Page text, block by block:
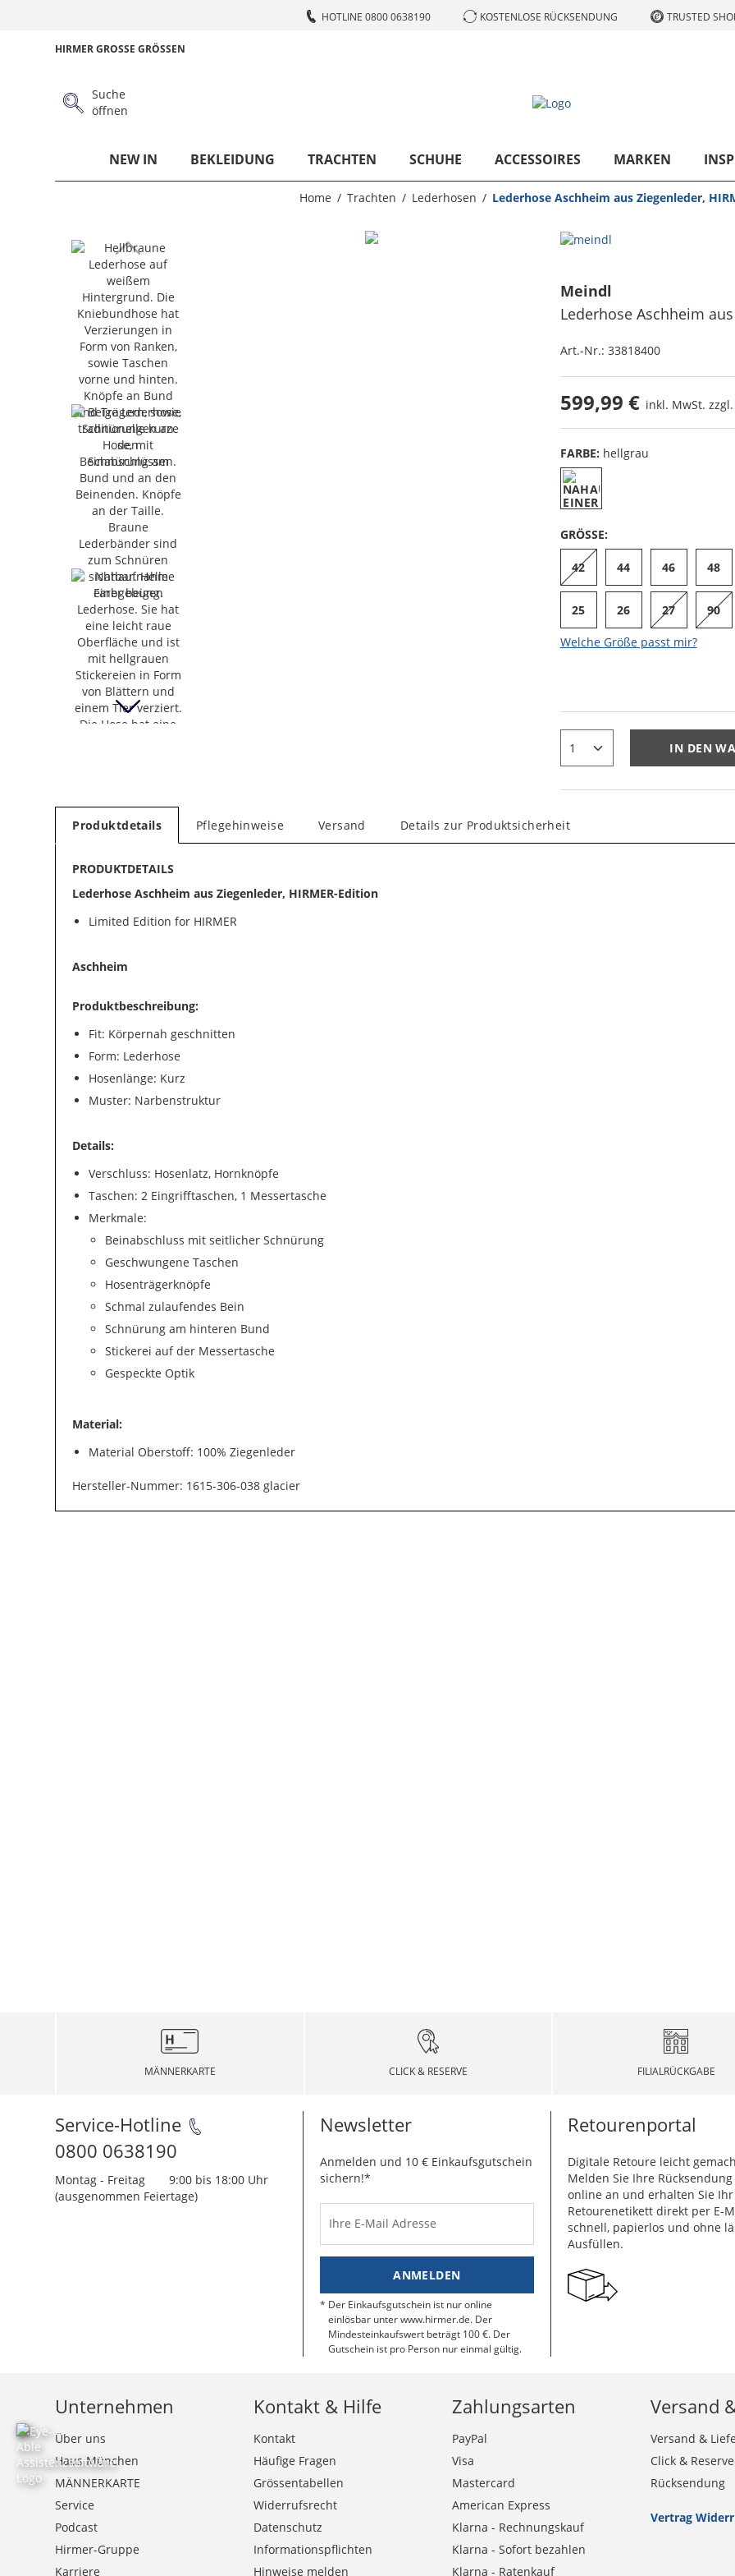
HOTLINE 0800 0638190 KOSTENLOSE RÜCKSENDUNG TRUSTED
HIRMER GROSSE GRÖSSEN
Suche
öffnen
NEW IN BEKLEIDUNG TRACHTEN SCHUHE ACCESSOIRES MARKEN
Home Trachten Lederhosen Lederhose Aschheim aus Ziegenleder,
Meindl
Lederhose Aschheim
Art.-Nr.: 33818400
599,99 € inkl. MwSt. zzgl.
FARBE: hellgrau
GRÖSSE:
42 44 46 48
25 26 27 90
Welche Größe passt mir?
IN DEN
Produktdetails Pflegehinweise Versand Details zur Produktsicherheit
PRODUKTDETAILS
Lederhose Aschheim aus Ziegenleder, HIRMER-Edition
Limited Edition for HIRMER
Aschheim
Produktbeschreibung:
Fit: Körpernah geschnitten
Form: Lederhose
Hosenlänge: Kurz
Muster: Narbenstruktur
Details:
Verschluss: Hosenlatz, Hornknöpfe
Taschen: 2 Eingrifftaschen, 1 Messertasche
Merkmale:
Beinabschluss mit seitlicher Schnürung
Geschwungene Taschen
Hosenträgerknöpfe
Schmal zulaufendes Bein
Schnürung am hinteren Bund
Stickerei auf der Messertasche
Gespeckte Optik
Material:
Material Oberstoff: 100% Ziegenleder
Hersteller-Nummer: 1615-306-038 glacier
MÄNNERKARTE CLICK & RESERVE FILIALRÜCKGABE
Service-Hotline
0800 0638190
Montag - Freitag
9:00 bis 18:00 Uhr
(ausgenommen Feiertage)
Newsletter
Anmelden und 10 € Einkaufsgutschein
sichern!*
Ihre E-Mail Adresse
ANMELDEN
Der Einkaufsgutschein ist nur online
einlösbar unter www.hirmer.de. Der
Mindesteinkaufswert beträgt 100 €. Der
Gutschein ist pro Person nur einmal gültig.
Retourenportal
Digitale Retoure leicht
Melden Sie Ihre
online an und erhalten Sie Ihr
Retourenetikett direkt per E-
schnell, papierlos und ohne
Ausfüllen.
Unternehmen
Über uns
Haus München
MÄNNERKARTE
Service
Podcast
Hirmer-Gruppe
Karriere
Kontakt & Hilfe
Kontakt
Häufige Fragen
Grössentabellen
Widerrufsrecht
Datenschutz
Informationspflichten
Hinweise melden
Zahlungsarten
PayPal
Visa
Mastercard
American Express
Klarna - Rechnungskauf
Klarna - Sofort bezahlen
Klarna - Ratenkauf
Versand
Versand &
Click & Reserve
Rücksendung
Vertrag